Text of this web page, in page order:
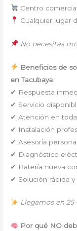
Centro comercial
Cualquier lugar
No necesitas
Beneficios de
en Tacubaya
✔ Respuesta
✔ Servicio
✔ Atención en
✔ Instalación
✔ Asesoría
✔ Diagnóstico
✔ Batería nueva
✔ Solución rápida y
Llegamos en
Por qué NO